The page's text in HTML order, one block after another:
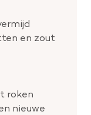
en zout
roken
nieuwe